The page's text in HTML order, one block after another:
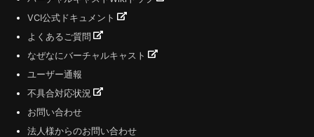
VCI公式ドキュメント
よくあるご質問
なぜなにバーチャルキャスト
ユーザー通報
不具合対応状況
お問い合わせ
法人様からのお問い合わせ